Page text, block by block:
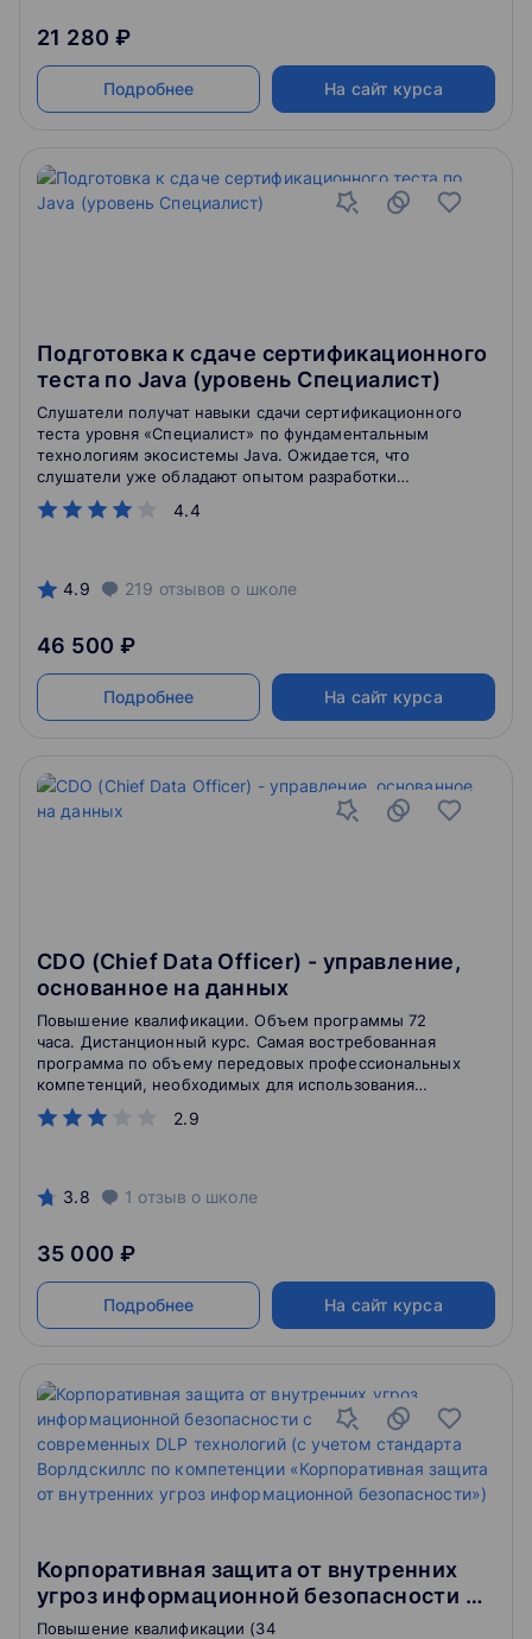
21 280 ₽
Подробнее На сайт курса
Подготовка к сдаче сертификационного
теста по Java (уровень Специалист)
4.4
Слушатели получат навыки сдачи сертификационного
теста уровня «Специалист» по фундаментальным
технологиям экосистемы Java. Ожидается, что
слушатели уже обладают опытом разработки
приложений на платформе Java® SE11, а также
владеют базовым функционалом наиболее
ориентирован на разбор характерных ошибок,
допускаемых при сдаче сертификационного теста.
4.9 219 отзывов о школе
46 500 ₽
Подробнее На сайт курса
CDO (Chief Data Officer) - управление,
основанное на данных
2.9
Повышение квалификации. Объем программы 72
часа. Дистанционный курс. Самая востребованная
программа по объему передовых профессиональных
компетенций, необходимых для использования
технологий и методов сбора и анализа больших
массивов данных (Big Data) для создания нового или
3.8 1 отзыв о школе
35 000 ₽
Подробнее На сайт курса
Корпоративная защита от внутренних
угроз информационной безопасности с
использованием современных DLP
Повышение квалификации (34